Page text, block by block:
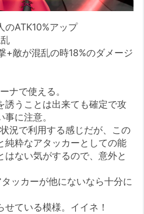
のATK10%アップ
+敵が混乱の時18%のダメージ
ナで使える。
誘うことは出来ても確定で攻
に注意。
況で利用する感じだが、この
純粋なアタッカーとしての能
はない気がするので、意外と
ッカーが他にないなら十分に
ている模様。イイネ！